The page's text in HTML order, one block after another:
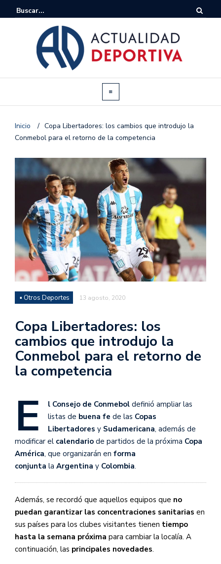
Inicio / Copa Libertadores: los cambios que introdujo la
Conmebol para el retorno de la competencia
▪ Otros Deportes 13 agosto, 2020
Copa Libertadores: los
cambios que introdujo la
Conmebol para el retorno de
la competencia
E l Consejo de Conmebol definió ampliar las
listas de buena fe de las Copas
Libertadores y Sudamericana, además de
modificar el calendario de partidos de la próxima Copa
América, que organizarán en forma
conjunta la Argentina y Colombia.
Además, se recordó que aquellos equipos que no
puedan garantizar las concentraciones sanitarias en
sus países para los clubes visitantes tienen tiempo
hasta la semana próxima para cambiar la localía. A
continuación, las principales novedades.